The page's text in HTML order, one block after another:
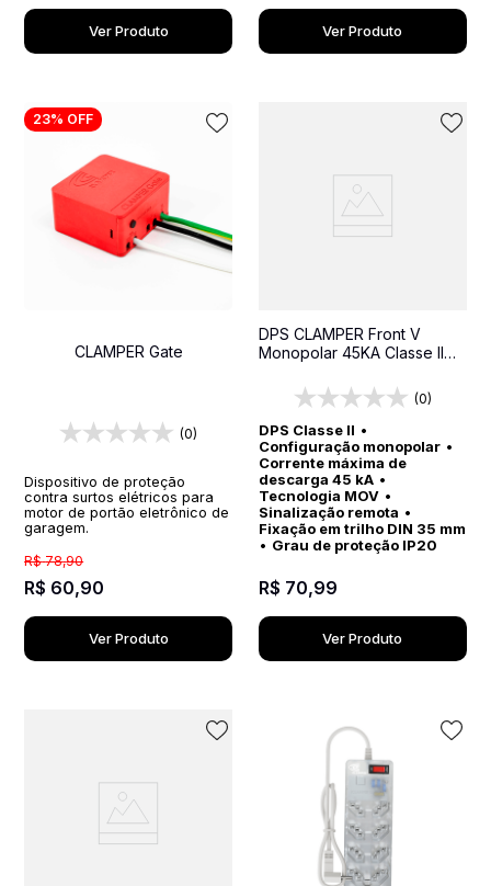
Ver Produto Ver Produto
23% OFF
CLAMPER Gate
(0)
Dispositivo de proteção
contra surtos elétricos para
motor de portão eletrônico de
garagem.
R$ 78,90
R$ 60,90
Ver Produto
DPS CLAMPER Front V
Monopolar 45KA Classe II
para quadros elétricos(0)
DPS Classe II •
Configuração monopolar•
Corrente máxima de
descarga 45 kA•
Tecnologia MOV•
Sinalização remota •
Fixação em trilho DIN 35 mm
• Grau de proteção IP20
R$ 70,99
Ver Produto